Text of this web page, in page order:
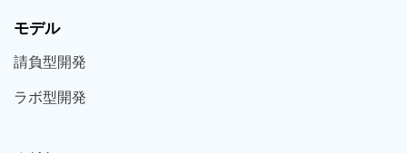
モデル
請負型開発
ラボ型開発